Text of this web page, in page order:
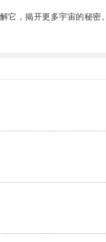
，揭开更多宇宙的秘密。